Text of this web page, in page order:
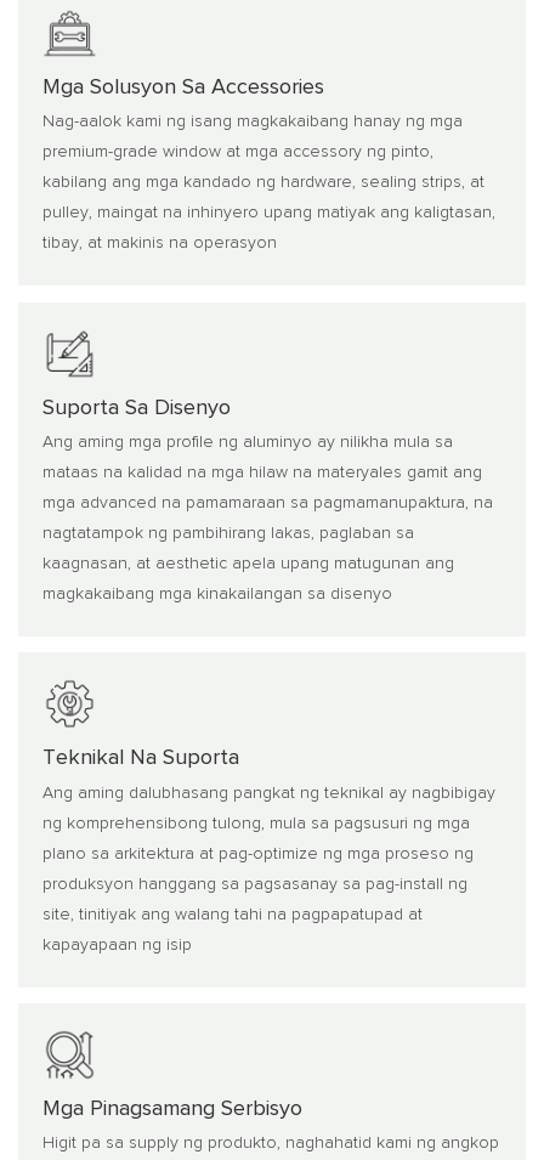
Mga Solusyon Sa Accessories
Nag-aalok kami ng isang magkakaibang hanay ng mga
premium-grade window at mga accessory ng pinto,
kabilang ang mga kandado ng hardware, sealing strips, at
pulley, maingat na inhinyero upang matiyak ang kaligtasan,
tibay, at makinis na operasyon
Suporta Sa Disenyo
Ang aming mga profile ng aluminyo ay nilikha mula sa
mataas na kalidad na mga hilaw na materyales gamit ang
mga advanced na pamamaraan sa pagmamanupaktura, na
nagtatampok ng pambihirang lakas, paglaban sa
kaagnasan, at aesthetic apela upang matugunan ang
magkakaibang mga kinakailangan sa disenyo
Teknikal Na Suporta
Ang aming dalubhasang pangkat ng teknikal ay nagbibigay
ng komprehensibong tulong, mula sa pagsusuri ng mga
plano sa arkitektura at pag-optimize ng mga proseso ng
produksyon hanggang sa pagsasanay sa pag-install ng
site, tinitiyak ang walang tahi na pagpapatupad at
kapayapaan ng isip
Mga Pinagsamang Serbisyo
Higit pa sa supply ng produkto, naghahatid kami ng angkop